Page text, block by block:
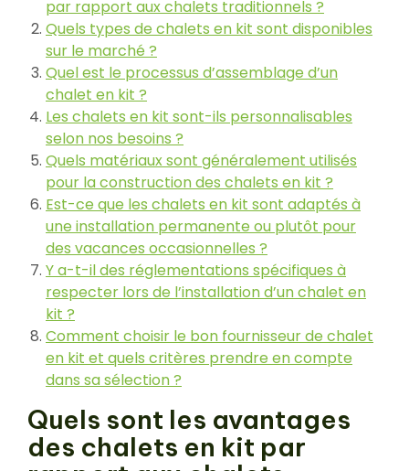
par rapport aux chalets traditionnels ?
Quels types de chalets en kit sont disponibles
sur le marché ?
Quel est le processus d’assemblage d’un
chalet en kit ?
Les chalets en kit sont-ils personnalisables
selon nos besoins ?
Quels matériaux sont généralement utilisés
pour la construction des chalets en kit ?
Est-ce que les chalets en kit sont adaptés à
une installation permanente ou plutôt pour
des vacances occasionnelles ?
Y a-t-il des réglementations spécifiques à
respecter lors de l’installation d’un chalet en
kit ?
Comment choisir le bon fournisseur de chalet
en kit et quels critères prendre en compte
dans sa sélection ?
Quels sont les avantages
des chalets en kit par